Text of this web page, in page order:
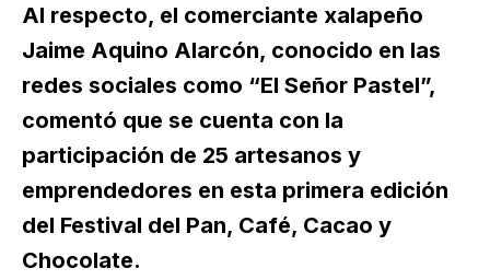
Al respecto, el comerciante xalapeño
Jaime Aquino Alarcón, conocido en las
redes sociales como “El Señor Pastel”,
comentó que se cuenta con la
participación de 25 artesanos y
emprendedores en esta primera edición
del Festival del Pan, Café, Cacao y
Chocolate.